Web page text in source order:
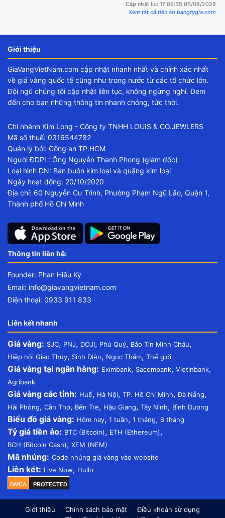
Cập nhật lúc 17:09:35 06/08/2026
Xem tất cả tiền ảo bangtygia.com
Giới thiệu
GiaVangVietNam.com cập nhật nhanh nhất và chính xác nhất
về giá vàng quốc tế cũng như trong nước từ các tổ chức lớn.
Đội ngũ chúng tôi cập nhật liên tục, không ngừng nghỉ. Đem
đến cho bạn những thông tin nhanh chóng, tức thời.
Chi nhánh Kim Long - Công ty TNHH LOUIS & CO.JEWLERS
Mã số thuế: 0316544782
Quản lý bởi: Công an TP.HCM
Người ĐDPL: Ông Nguyễn Thanh Phong (giám đốc)
Loại hình DN: Bán buôn kim loại và quặng kim loại
Ngày hoạt động: 20/10/2020
Địa chỉ: 60 Nguyễn Cư Trinh, Phường Phạm Ngũ Lão, Quận 1,
Thành phố Hồ Chí Minh
Thông tin liên hệ:
Founder: Phan Hiếu Kỳ
Email: info@giavangvietnam.com
Điện thoại: 0933 911 833
Liên kết nhanh
Giá vàng: SJC, PNJ, DOJI, Phú Quý, Bảo Tín Minh Châu,
Hiệp hội Giao Thủy, Sinh Diễn, Ngọc Thẩm, Thế giới
Giá vàng tại ngân hàng: Eximbank, Sacombank, Vietinbank,
Agribank
Giá vàng các tỉnh: Huế, Hà Nội, TP. Hồ Chí Minh,Đà Nẵng,
Hải Phòng, Cần Thơ, Bến Tre, Hậu Giang, Tây Ninh, Bình Dương
Biểu đồ giá vàng: Hôm nay, 1 tuần, 1 tháng, 6 tháng
Tỷ giá tiền ảo: BTC (Bitcoin), ETH (Ethereum),
BCH (Bitcoin Cash), XEM (NEM)
Mã nhúng: Code nhúng giá vàng vào website
Liên kết: Live Now, Hullo
DMCA PROTECTED
Giới thiệu Chính sách bảo mật
Điều khoản sử dụng